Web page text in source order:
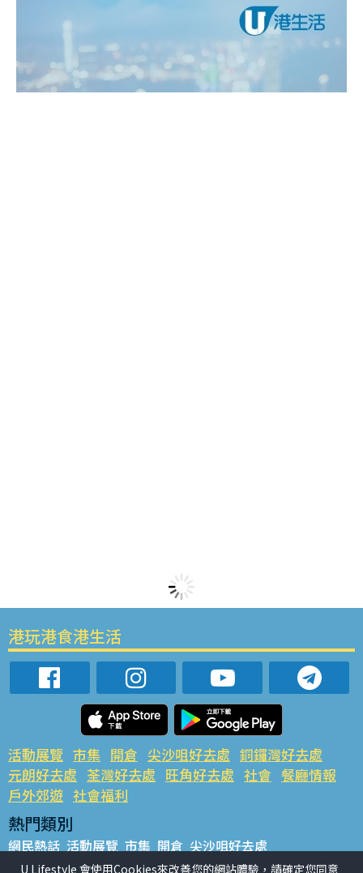
港玩港食港生活
活動展覽 市集 開倉 尖沙咀好去處 銅鑼灣好去處
元朗好去處 荃灣好去處 旺角好去處 社會 餐廳情報
戶外郊遊 社會福利
熱門類別
網民熱話 活動展覽 市集 開倉 尖沙咀好去處
銅鑼灣好去處 元朗好去處 荃灣好去處 旺角好去處 社會
U Lifestyle 會使用Cookies來改善您的網站體驗，請確定您同意